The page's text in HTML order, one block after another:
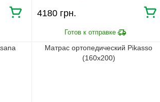
4180 грн.
Матрас ортопедический Pikasso
(160х200)